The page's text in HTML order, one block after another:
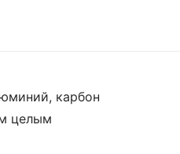
карбон
целым